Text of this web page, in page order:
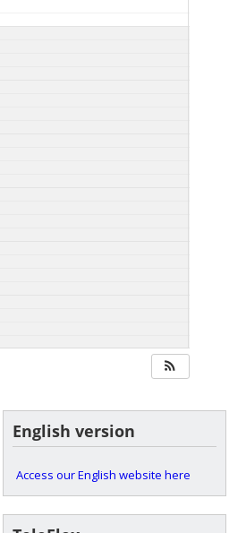
English version
Access our English website here